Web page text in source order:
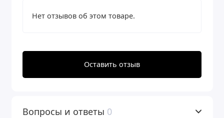
Нет отзывов об этом товаре.
Оставить отзыв
Вопросы и ответы 0